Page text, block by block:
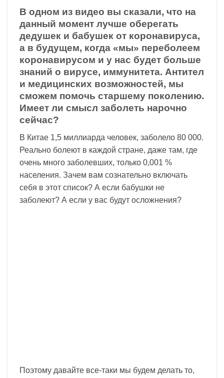
В одном из видео вы сказали, что на
данный момент лучше оберегать
дедушек и бабушек от коронавируса,
а в будущем, когда «мы» переболеем
коронавирусом и у нас будет больше
знаний о вирусе, иммунитета. Антител
и медицинских возможностей, мы
сможем помочь старшему поколению.
Имеет ли смысл заболеть нарочно
сейчас?
В Китае 1,5 миллиарда человек, заболело 80 000.
Реально болеют в каждой стране, даже там, где
очень много заболевших, только 0,001 %
населения. Зачем вам сознательно включать
себя в этот список? А если бабушки не
заболеют? А если у вас будут осложнения?
Поэтому давайте все-таки мы будем делать то,